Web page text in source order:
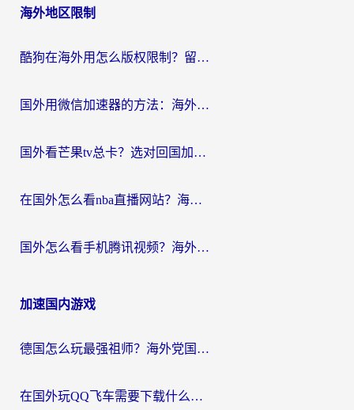
海外地区限制
酷狗在海外用怎么版权限制？留学生亲测：3步解决听国内音乐难题
国外用微信加速器的方法：海外党无缝连接国内生活的实用指南
国外看芒果tv总卡？选对回国加速器，轻松追《浪姐》不费劲
在国外怎么看nba直播网站？海外党专属体育观赛指南，告别地区限制！
国外怎么看手机腾讯视频？海外党亲测有效的追剧加速器选择指南
加速国内游戏
德国怎么玩最强祖师？海外党国服游戏加速器选择全攻略（附宝可梦Online实测）
在国外玩QQ飞车需要下载什么加速器呢？海外党亲测有效的国服游戏加速指南